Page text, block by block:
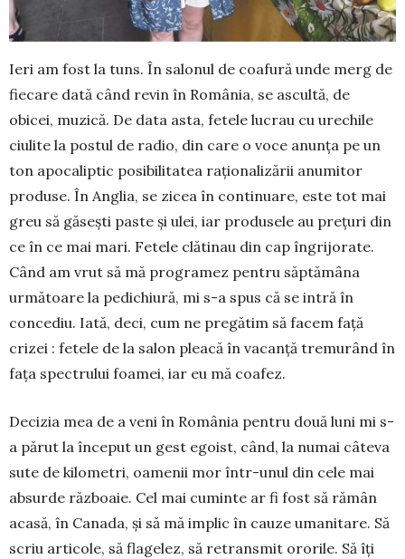
Ieri am fost la tuns. În salonul de coafură unde merg de
fiecare dată când revin în România, se ascultă, de
obicei, muzică. De data asta, fetele lucrau cu urechile
ciulite la postul de radio, din care o voce anunța pe un
ton apocaliptic posi­bi­litatea raționalizării anumitor
pro­duse. În Anglia, se zicea în con­ti­nuare, este tot mai
greu să găsești paste și ulei, iar produsele au prețuri din
ce în ce mai mari. Fetele clă­tinau din cap în­grijorate.
Când am vrut să mă pro­­gramez pentru săptămâna
urmă­toa­re la pedichiură, mi s-a spus că se intră în
concediu. Iată, deci, cum ne pre­gă­tim să fa­cem față
crizei : fetele de la salon pleacă în va­canță tre­murând în
fața spec­trului foa­mei, iar eu mă coa­fez.
Decizia mea de a ve­ni în Ro­mânia pentru două luni mi s-
a pă­rut la în­ceput un gest ego­ist, când, la numai câ­teva
sute de kilo­metri, oamenii mor în­tr-unul din cele mai
absurde răz­boaie. Cel mai cu­min­te ar fi fost să ră­mân
acasă, în Canada, și să mă implic în cauze uma­nitare. Să
scriu articole, să flagelez, să re­trans­mit ororile. Să îți